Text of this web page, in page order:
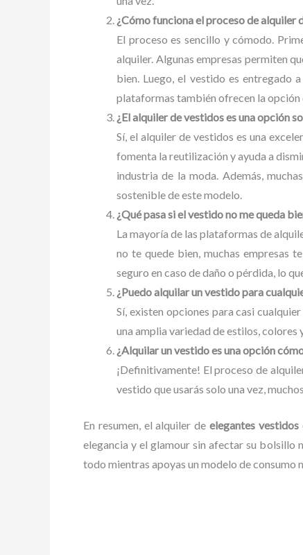
¿Cómo funciona el proceso de alquiler
El proceso es sencillo y cómodo.
alquiler. Algunas empresas permiten
bien. Luego, el vestido es entregado
plataformas también ofrecen la opción
¿El alquiler de vestidos es una opción
Sí, el alquiler de vestidos es una
fomenta la reutilización y ayuda a
industria de la moda. Además,
sostenible de este modelo.
¿Qué pasa si el vestido no me queda
La mayoría de las plataformas de
no te quede bien, muchas empresas
seguro en caso de daño o pérdida, lo
¿Puedo alquilar un vestido para
Sí, existen opciones para casi
una amplia variedad de estilos,
¿Alquilar un vestido es una opción
¡Definitivamente! El proceso de
vestido que usarás solo una vez,
En resumen, el alquiler de elegantes
elegancia y el glamour sin afectar su bolsillo
todo mientras apoyas un modelo de consumo